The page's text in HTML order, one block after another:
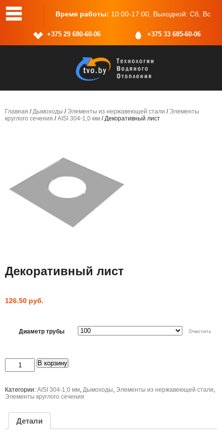
пом.2 Время работы:10:00-17:00, Выходной: Сб, Вс
+375 29 680-60-06 +375 33 685-60-06
Главная /Дымоходы / Элементы из нержавеющей стали / Элементы
круглого сечения /AISI 304-1,0 мм / Декоративный лист
Декоративный лист
126.50 руб.
Диаметр трубы Очистить
Количество
товара
В корзину
Категории: AISI 304-1,0 мм, Дымоходы, Элементы из нержавеющей стали,
Элементы круглого сечения
Детали